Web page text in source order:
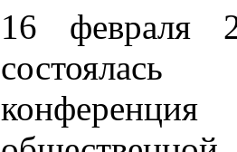
16 февраля